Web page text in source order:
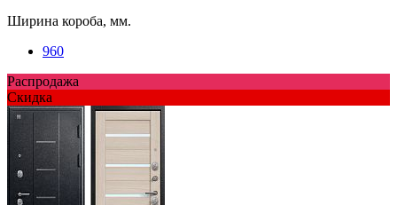
Ширина короба, мм.
960
Распродажа
Скидка